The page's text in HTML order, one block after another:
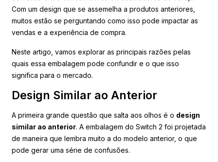
Com um design que se assemelha a produtos anteriores,
muitos estão se perguntando como isso pode impactar as
vendas e a experiência de compra.
Neste artigo, vamos explorar as principais razões pelas
quais essa embalagem pode confundir e o que isso
significa para o mercado.
Design Similar ao Anterior
A primeira grande questão que salta aos olhos é o design
similar ao anterior. A embalagem do Switch 2 foi projetada
de maneira que lembra muito a do modelo anterior, o que
pode gerar uma série de confusões.